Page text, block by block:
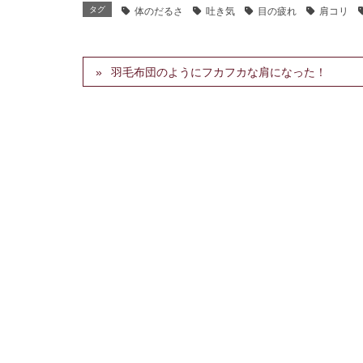
タグ 体のだるさ 吐き気 目の疲れ 肩コリ
羽毛布団のようにフカフカな肩になった！